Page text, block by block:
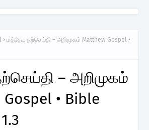
மத்தேயு நற்செய்தி – அறிமுகம் Matthew Gospel •
– அறிமுகம்
• Bible